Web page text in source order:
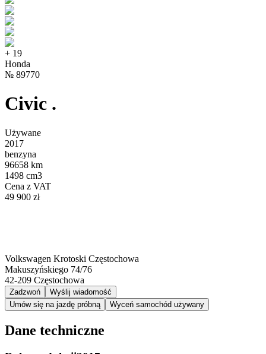
+ 19
Honda
№ 89770
Civic .
Używane
2017
benzyna
96658 km
1498 cm3
Cena z VAT
49 900 zł
Volkswagen Krotoski Częstochowa
Makuszyńskiego 74/76
42-209 Częstochowa
Zadzwoń
Wyślij wiadomość
Umów się na jazdę próbną
Wyceń samochód używany
Dane techniczne